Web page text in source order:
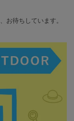
お待ちしています。